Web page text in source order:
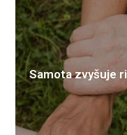
Samota zvyšuje